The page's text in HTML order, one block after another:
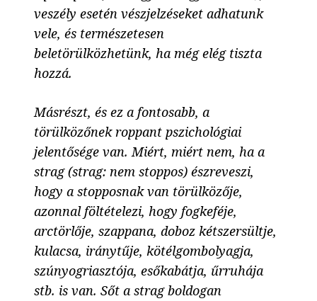
veszély esetén vészjelzéseket adhatunk
vele, és természetesen
beletörülközhetünk, ha még elég tiszta
hozzá.
Másrészt, és ez a fontosabb, a
törülközőnek roppant pszichológiai
jelentősége van. Miért, miért nem, ha a
strag (strag: nem stoppos) észreveszi,
hogy a stopposnak van törülközője,
azonnal föltételezi, hogy fogkeféje,
arctörlője, szappana, doboz kétszersültje,
kulacsa, iránytűje, kötélgombolyagja,
szúnyogriasztója, esőkabátja, űrruhája
stb. is van. Sőt a strag boldogan